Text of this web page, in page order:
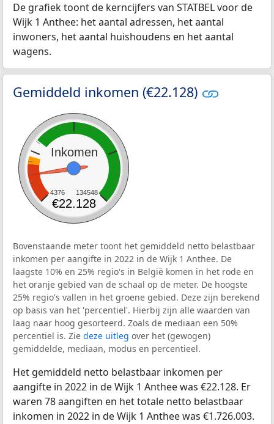
De grafiek toont de kerncijfers van STATBEL voor de
Wijk 1 Anthee: het aantal adressen, het aantal
inwoners, het aantal huishoudens en het aantal
wagens.
Gemiddeld inkomen (€22.128)
Inkomen
4376 134548
€22.128
Bovenstaande meter toont het gemiddeld netto belastbaar
inkomen per aangifte in 2022 in de Wijk 1 Anthee. De
laagste 10% en 25% regio's in België komen in het rode en
het oranje gebied van de schaal op de meter. De hoogste
25% regio's vallen in het groene gebied. Deze zijn berekend
op basis van het 'percentiel'. Hierbij zijn alle waarden van
laag naar hoog gesorteerd. Zoals de mediaan een 50%
percentiel is. Zie deze uitleg over het (gewogen)
gemiddelde, mediaan, modus en percentieel.
Het gemiddeld netto belastbaar inkomen per
aangifte in 2022 in de Wijk 1 Anthee was €22.128. Er
waren 78 aangiften en het totale netto belastbaar
inkomen in 2022 in de Wijk 1 Anthee was €1.726.003.